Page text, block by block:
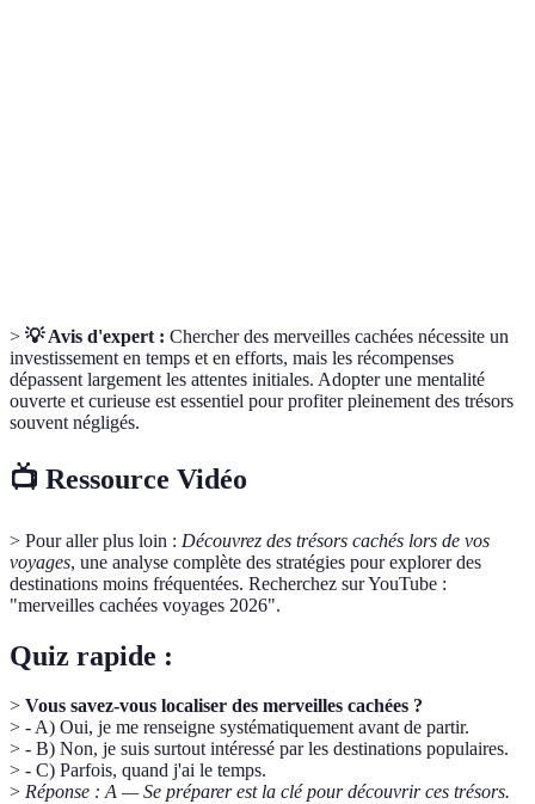
> 💡 Avis d'expert : Chercher des merveilles cachées nécessite un
investissement en temps et en efforts, mais les récompenses
dépassent largement les attentes initiales. Adopter une mentalité
ouverte et curieuse est essentiel pour profiter pleinement des trésors
souvent négligés.
📺 Ressource Vidéo
> Pour aller plus loin : Découvrez des trésors cachés lors de vos
voyages, une analyse complète des stratégies pour explorer des
destinations moins fréquentées. Recherchez sur YouTube :
"merveilles cachées voyages 2026".
Quiz rapide :
> Vous savez-vous localiser des merveilles cachées ?
> - A) Oui, je me renseigne systématiquement avant de partir.
> - B) Non, je suis surtout intéressé par les destinations populaires.
> - C) Parfois, quand j'ai le temps.
> Réponse : A — Se préparer est la clé pour découvrir ces trésors.